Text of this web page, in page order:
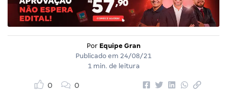
Por Equipe Gran
Publicado em 24/08/21
1 min. de leitura
0 0